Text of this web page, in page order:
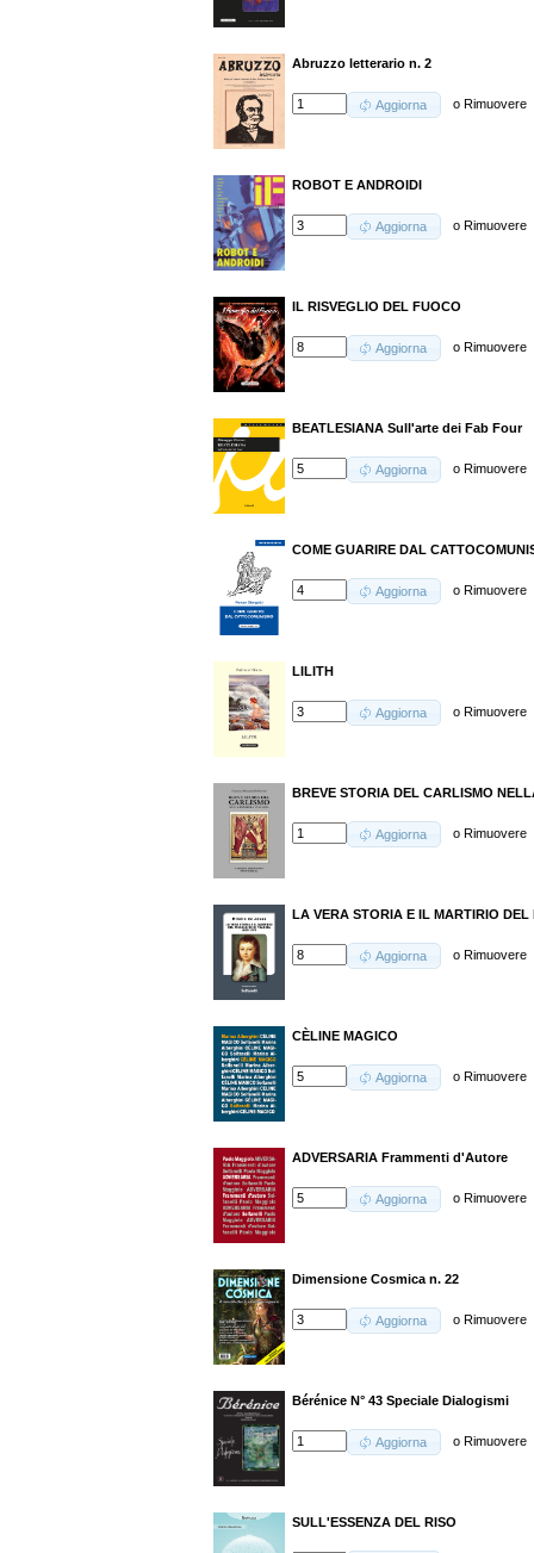
Abruzzo letterario n. 2
Aggiorna oRimuovere
ROBOT E ANDROIDI
Aggiorna oRimuovere
IL RISVEGLIO DEL FUOCO
Aggiorna oRimuovere
BEATLESIANA Sull'arte dei Fab Four
Aggiorna oRimuovere
COME GUARIRE DAL
Aggiorna oRimuovere
LILITH
Aggiorna oRimuovere
BREVE STORIA DEL CARLISMO
Aggiorna oRimuovere
LA VERA STORIA E IL MARTIRIO DEL
Aggiorna oRimuovere
CÈLINE MAGICO
Aggiorna oRimuovere
ADVERSARIA Frammenti d'Autore
Aggiorna oRimuovere
Dimensione Cosmica n. 22
Aggiorna oRimuovere
Bérénice N° 43 Speciale Dialogismi
Aggiorna oRimuovere
SULL'ESSENZA DEL RISO